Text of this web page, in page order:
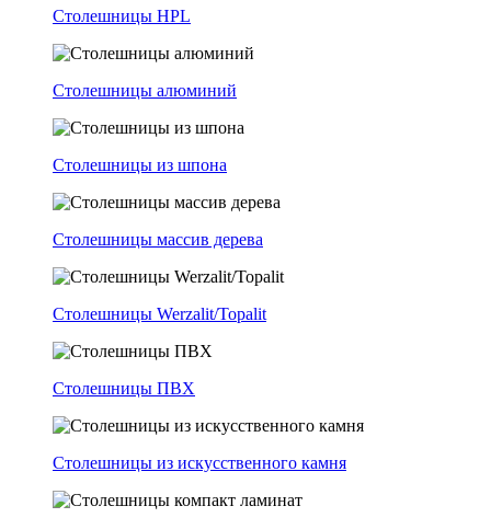
Столешницы HPL
Столешницы алюминий
Столешницы из шпона
Столешницы массив дерева
Столешницы Werzalit/Topalit
Столешницы ПВХ
Столешницы из искусственного камня